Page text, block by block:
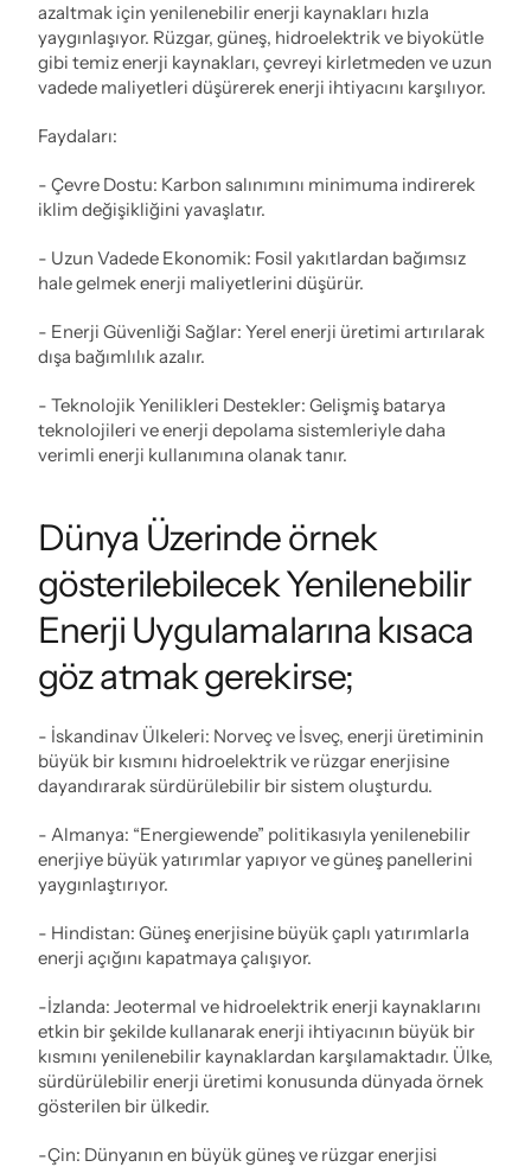
azaltmak için yenilenebilir enerji kaynakları hızla
yaygınlaşıyor. Rüzgar, güneş, hidroelektrik ve biyokütle
gibi temiz enerji kaynakları, çevreyi kirletmeden ve uzun
vadede maliyetleri düşürerek enerji ihtiyacını karşılıyor.
Faydaları:
- Çevre Dostu: Karbon salınımını minimuma indirerek
iklim değişikliğini yavaşlatır.
- Uzun Vadede Ekonomik: Fosil yakıtlardan bağımsız
hale gelmek enerji maliyetlerini düşürür.
- Enerji Güvenliği Sağlar: Yerel enerji üretimi artırılarak
dışa bağımlılık azalır.
- Teknolojik Yenilikleri Destekler: Gelişmiş batarya
teknolojileri ve enerji depolama sistemleriyle daha
verimli enerji kullanımına olanak tanır.
Dünya Üzerinde örnek
gösterilebilecek Yenilenebilir
Enerji Uygulamalarına kısaca
göz atmak gerekirse;
- İskandinav Ülkeleri: Norveç ve İsveç, enerji üretiminin
büyük bir kısmını hidroelektrik ve rüzgar enerjisine
dayandırarak sürdürülebilir bir sistem oluşturdu.
- Almanya: “Energiewende” politikasıyla yenilenebilir
enerjiye büyük yatırımlar yapıyor ve güneş panellerini
yaygınlaştırıyor.
- Hindistan: Güneş enerjisine büyük çaplı yatırımlarla
enerji açığını kapatmaya çalışıyor.
-İzlanda: Jeotermal ve hidroelektrik enerji kaynaklarını
etkin bir şekilde kullanarak enerji ihtiyacının büyük bir
kısmını yenilenebilir kaynaklardan karşılamaktadır. Ülke,
sürdürülebilir enerji üretimi konusunda dünyada örnek
gösterilen bir ülkedir.
-Çin: Dünyanın en büyük güneş ve rüzgar enerjisi